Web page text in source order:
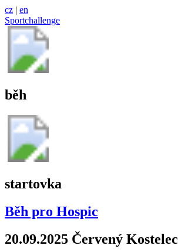
cz | en
Sportchallenge
běh
startovka
Běh pro Hospic
20.09.2025 Červený Kostelec